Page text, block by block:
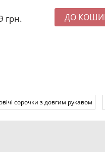
грн.
сорочки з довгим рукавом